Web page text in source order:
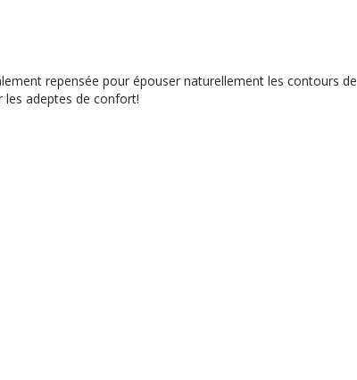
repensée pour épouser naturellement les contours de
les adeptes de confort!